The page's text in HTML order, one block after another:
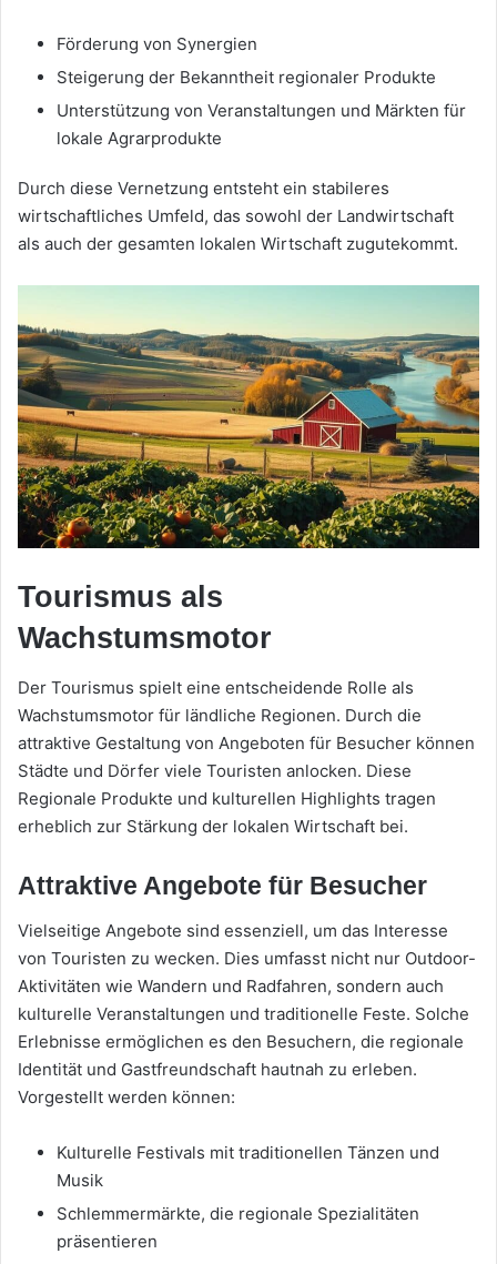
Förderung von Synergien
Steigerung der Bekanntheit regionaler Produkte
Unterstützung von Veranstaltungen und Märkten für
lokale Agrarprodukte
Durch diese Vernetzung entsteht ein stabileres
wirtschaftliches Umfeld, das sowohl der Landwirtschaft
als auch der gesamten lokalen Wirtschaft zugutekommt.
Tourismus als
Wachstumsmotor
Der Tourismus spielt eine entscheidende Rolle als
Wachstumsmotor für ländliche Regionen. Durch die
attraktive Gestaltung von Angeboten für Besucher können
Städte und Dörfer viele Touristen anlocken. Diese
Regionale Produkte und kulturellen Highlights tragen
erheblich zur Stärkung der lokalen Wirtschaft bei.
Attraktive Angebote für Besucher
Vielseitige Angebote sind essenziell, um das Interesse
von Touristen zu wecken. Dies umfasst nicht nur Outdoor-
Aktivitäten wie Wandern und Radfahren, sondern auch
kulturelle Veranstaltungen und traditionelle Feste. Solche
Erlebnisse ermöglichen es den Besuchern, die regionale
Identität und Gastfreundschaft hautnah zu erleben.
Vorgestellt werden können:
Kulturelle Festivals mit traditionellen Tänzen und
Musik
Schlemmermärkte, die regionale Spezialitäten
präsentieren